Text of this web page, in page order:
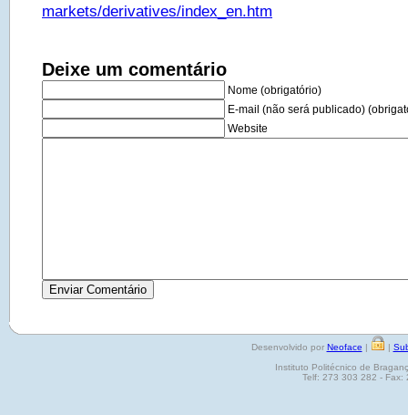
markets/derivatives/index_en.htm
Deixe um comentário
Nome (obrigatório)
E-mail (não será publicado)
Website
Desenvolvido por Neoface | |
Instituto Politécnico de
Telf: 273 303 282 - Fax: